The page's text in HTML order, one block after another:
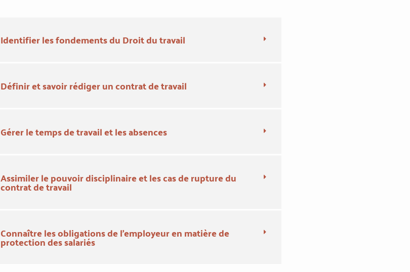
Identifier les fondements du Droit du travail
Définir et savoir rédiger un contrat de travail
Gérer le temps de travail et les absences
Assimiler le pouvoir disciplinaire et les cas de rupture du
contrat de travail
Connaître les obligations de l'employeur en matière de
protection des salariés